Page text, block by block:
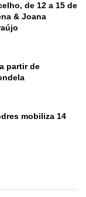
de 12 a 15 de
& Joana
partir de
mobiliza 14